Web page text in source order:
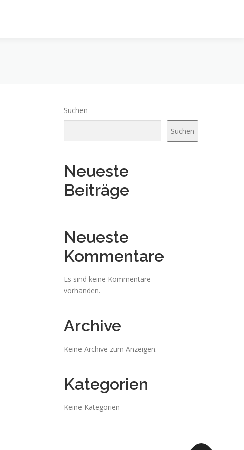
Suchen
Suchen
Neueste
Beiträge
Neueste
Kommentare
Es sind keine Kommentare
vorhanden.
Archive
Keine Archive zum Anzeigen.
Kategorien
Keine Kategorien